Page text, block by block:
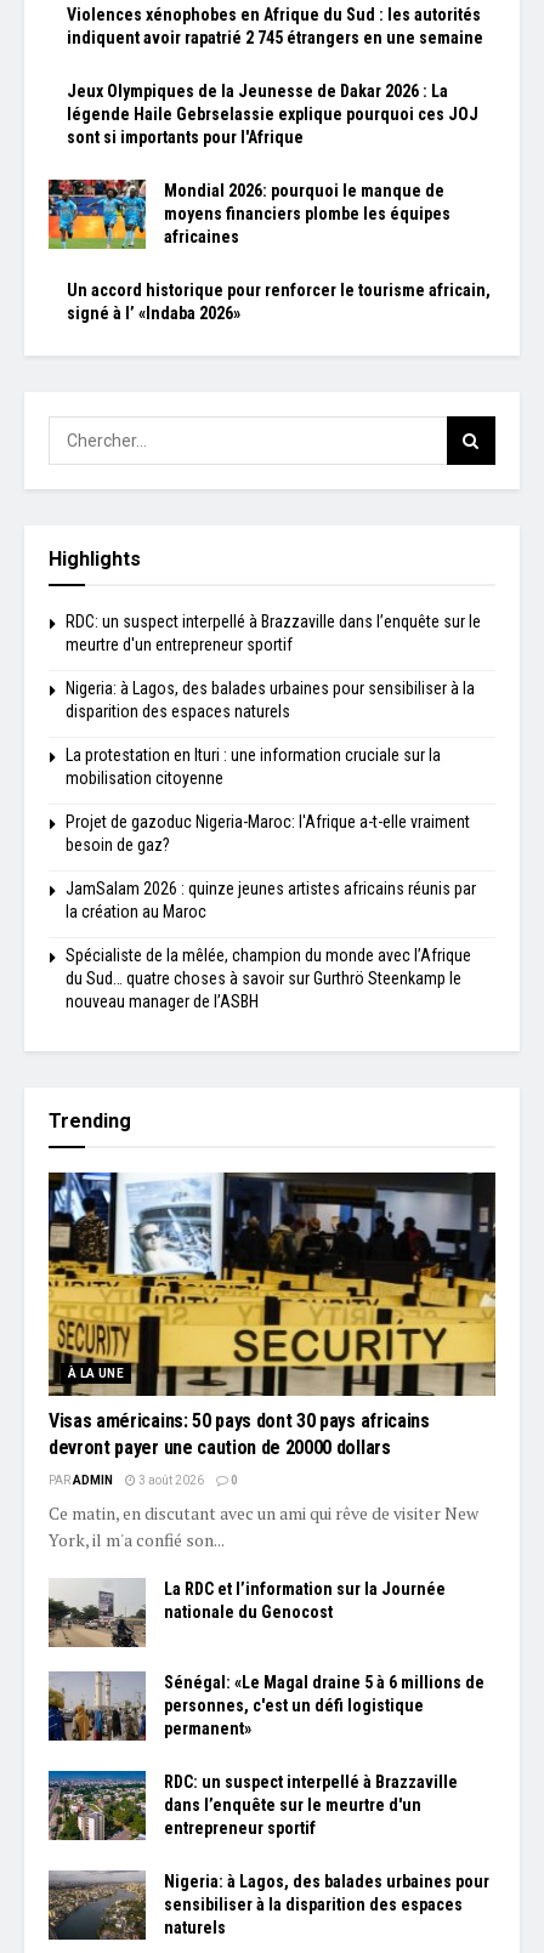
Violences xénophobes en Afrique du Sud : les autorités
indiquent avoir rapatrié 2 745 étrangers en une semaine
Jeux Olympiques de la Jeunesse de Dakar 2026 : La
légende Haile Gebrselassie explique pourquoi ces JOJ
sont si importants pour l'Afrique
Mondial 2026: pourquoi le manque de
moyens financiers plombe les équipes
africaines
Un accord historique pour renforcer le tourisme africain,
signé à l’ «Indaba 2026»
Highlights
RDC: un suspect interpellé à Brazzaville dans l’enquête sur le
meurtre d'un entrepreneur sportif
Nigeria: à Lagos, des balades urbaines pour sensibiliser à la
disparition des espaces naturels
La protestation en Ituri : une information cruciale sur la
mobilisation citoyenne
Projet de gazoduc Nigeria-Maroc: l'Afrique a-t-elle vraiment
besoin de gaz?
JamSalam 2026 : quinze jeunes artistes africains réunis par
la création au Maroc
Spécialiste de la mêlée, champion du monde avec l’Afrique
du Sud… quatre choses à savoir sur Gurthrö Steenkamp le
nouveau manager de l’ASBH
Trending
À LA UNE
Visas américains: 50 pays dont 30 pays africains
devront payer une caution de 20000 dollars
PARADMIN 3 août 2026 0
Ce matin, en discutant avec un ami qui rêve de visiter New
York, il m'a confié son...
La RDC et l’information sur la Journée
nationale du Genocost
Sénégal: «Le Magal draine 5 à 6 millions de
personnes, c'est un défi logistique
permanent»
RDC: un suspect interpellé à Brazzaville
dans l’enquête sur le meurtre d'un
entrepreneur sportif
Nigeria: à Lagos, des balades urbaines pour
sensibiliser à la disparition des espaces
naturels